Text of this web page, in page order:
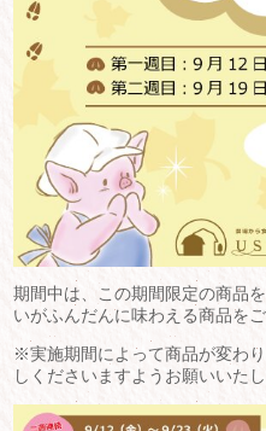
期間中は、この期間限定の商品
いがふんだんに味わえる商品を
※実施期間によって商品が変わ
しくださいますようお願いいたし